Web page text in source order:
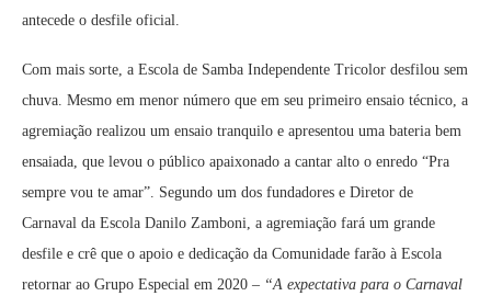
antecede o desfile oficial.
Com mais sorte, a Escola de Samba Independente Tricolor desfilou sem
chuva. Mesmo em menor número que em seu primeiro ensaio técnico, a
agremiação realizou um ensaio tranquilo e apresentou uma bateria bem
ensaiada, que levou o público apaixonado a cantar alto o enredo “Pra
sempre vou te amar”. Segundo um dos fundadores e Diretor de
Carnaval da Escola Danilo Zamboni, a agremiação fará um grande
desfile e crê que o apoio e dedicação da Comunidade farão à Escola
retornar ao Grupo Especial em 2020 – “A expectativa para o Carnaval